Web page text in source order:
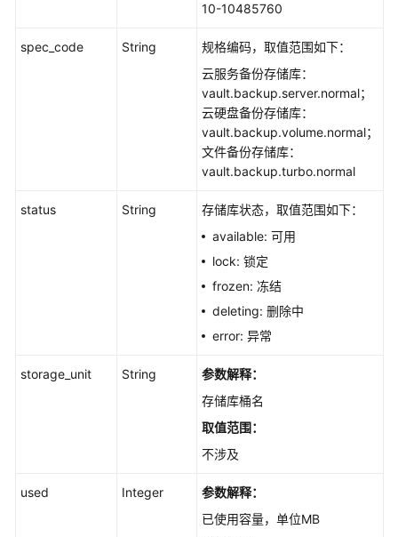
10-10485760
spec_code String
规格编码，取值范围如下：
云服务备份存储库：
vault.backup.server.normal；
云硬盘备份存储库：
vault.backup.volume.normal；
文件备份存储库：
vault.backup.turbo.normal
status String
存储库状态，取值范围如下：
available: 可用
lock: 锁定
frozen: 冻结
deleting: 删除中
error: 异常
storage_unit String
参数解释：
存储库桶名
取值范围：
不涉及
used Integer
参数解释：
已使用容量，单位MB